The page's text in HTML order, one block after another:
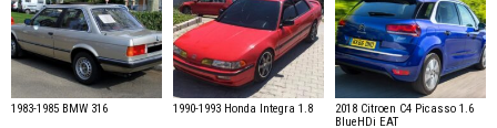
1983-1985 BMW 316 1990-1993 Honda Integra 1.8
2018 Citroen C4 Picasso 1.6
BlueHDi EAT